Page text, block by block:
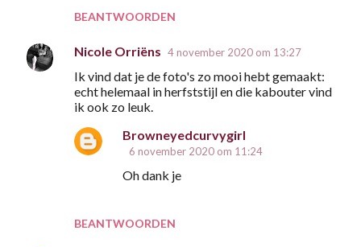
BEANTWOORDEN
Nicole Orriëns 4 november 2020 om 13:27
Ik vind dat je de foto's zo mooi hebt gemaakt:
echt helemaal in herfststijl en die kabouter vind
ik ook zo leuk.
BEANTWOORDEN
Browneyedcurvygirl
6 november 2020 om 11:24
Oh dank je